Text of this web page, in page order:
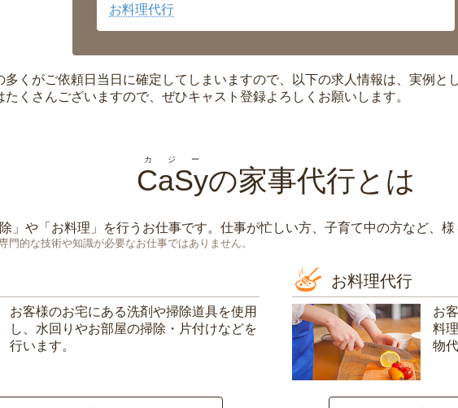
お料理代行
多くがご依頼日当日に確定してしまいますので、以下の求人情報は、実例と
たくさんございますので、ぜひキャスト登録よろしくお願いします。
CaSy
カジー
の家事代行とは
」や「 お料理 」を行うお仕事です。仕事が忙しい方、子育て中の方など、
門的な技術や知識が必要なお仕事ではありません。
お客様のお宅にある洗剤や掃除道具を使用
し、水回りやお部屋の掃除・片付けなどを
行います。
お料理代行
お
料
物